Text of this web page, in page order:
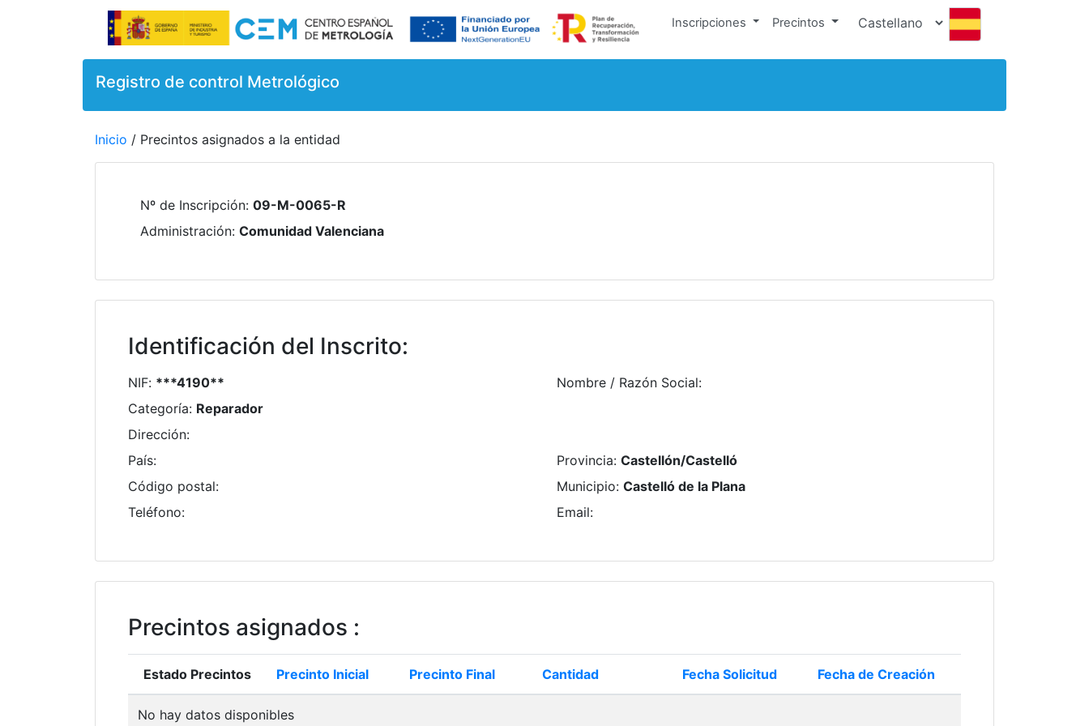
Inscripciones Precintos
Registro de control Metrológico
Inicio / Precintos asignados a la entidad
Nº de Inscripción: 09-M-0065-R
Administración: Comunidad Valenciana
Identificación del Inscrito:
NIF: ***4190** Nombre / Razón Social:
Categoría: Reparador
Dirección:
País: Provincia: Castellón/Castelló
Código postal: Municipio: Castelló de la Plana
Teléfono: Email:
Precintos asignados :
Estado Precintos Precinto Inicial Precinto Final Cantidad Fecha Solicitud Fecha de Creación
No hay datos disponibles